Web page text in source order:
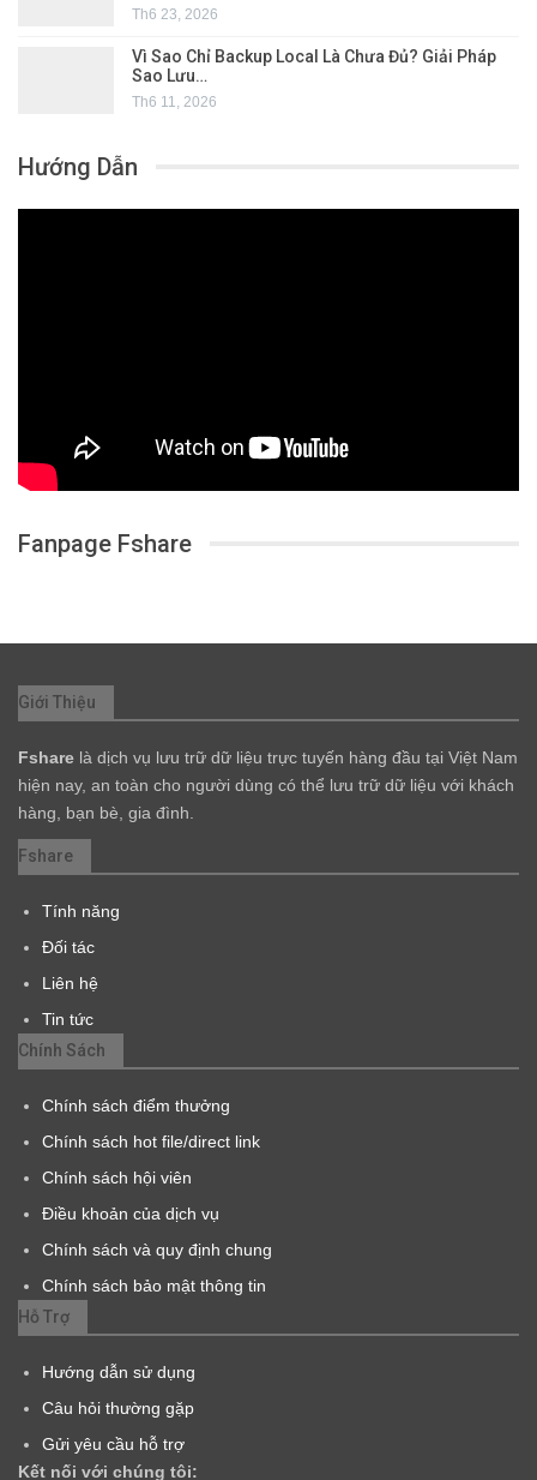
Th6 23, 2026
Vì Sao Chỉ Backup Local Là Chưa Đủ? Giải Pháp
Sao Lưu…
Th6 11, 2026
Hướng Dẫn
Fanpage Fshare
Giới Thiệu
Fshare là dịch vụ lưu trữ dữ liệu trực tuyến hàng đầu tại Việt Nam
hiện nay, an toàn cho người dùng có thể lưu trữ dữ liệu với khách
hàng, bạn bè, gia đình.
Fshare
Tính năng
Đối tác
Liên hệ
Tin tức
Chính Sách
Chính sách điểm thưởng
Chính sách hot file/direct link
Chính sách hội viên
Điều khoản của dịch vụ
Chính sách và quy định chung
Chính sách bảo mật thông tin
Hỗ Trợ
Hướng dẫn sử dụng
Câu hỏi thường gặp
Gửi yêu cầu hỗ trợ
Kết nối với chúng tôi: